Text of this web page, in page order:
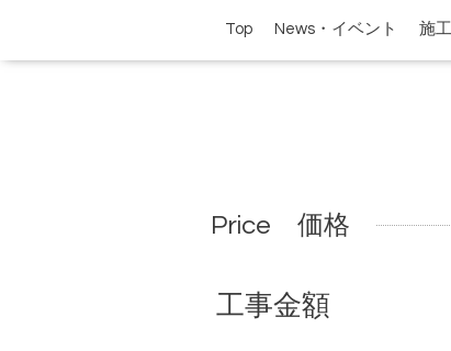
Top News・イベント 施
Price 価格
工事金額